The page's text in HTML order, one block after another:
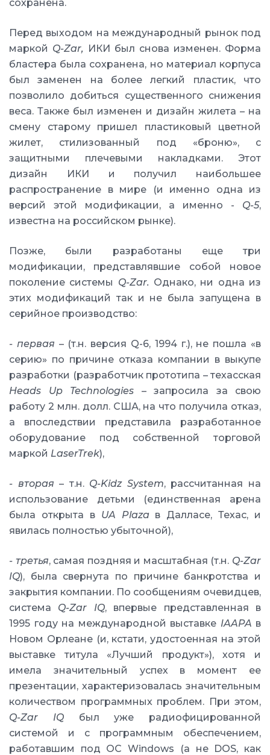
сохранена.
Перед выходом на международный рынок под
маркой Q-Zar, ИКИ был снова изменен. Форма
бластера была сохранена, но материал корпуса
был заменен на более легкий пластик, что
позволило добиться существенного снижения
веса. Также был изменен и дизайн жилета – на
смену старому пришел пластиковый цветной
жилет, стилизованный под «броню», с
защитными плечевыми накладками. Этот
дизайн ИКИ и получил наибольшее
распространение в мире (и именно одна из
версий этой модификации, а именно - Q-5,
известна на российском рынке).
Позже, были разработаны еще три
модификации, представлявшие собой новое
поколение системы Q-Zar. Однако, ни одна из
этих модификаций так и не была запущена в
серийное производство:
- первая – (т.н. версия Q-6, 1994 г.), не пошла «в
серию» по причине отказа компании в выкупе
разработки (разработчик прототипа – техасская
Heads Up Technologies – запросила за свою
работу 2 млн. долл. США, на что получила отказ,
а впоследствии представила разработанное
оборудование под собственной торговой
маркой LaserTrek),
- вторая – т.н. Q-Kidz System, рассчитанная на
использование детьми (единственная арена
была открыта в UA Plazaв Далласе, Техас, и
явилась полностью убыточной),
- третья, самая поздняя и масштабная (т.н. Q-Zar
IQ), была свернута по причине банкротства и
закрытия компании. По сообщениям очевидцев,
система Q-Zar IQ, впервые представленная в
1995 году на международной выставке IAAPA в
Новом Орлеане (и, кстати, удостоенная на этой
выставке титула «Лучший продукт»), хотя и
имела значительный успех в момент ее
презентации, характеризовалась значительным
количеством программных проблем. При этом,
Q-Zar IQбыл уже радиофицированной
системой и с программным обеспечением,
работавшим под ОС Windows (а не DOS, как